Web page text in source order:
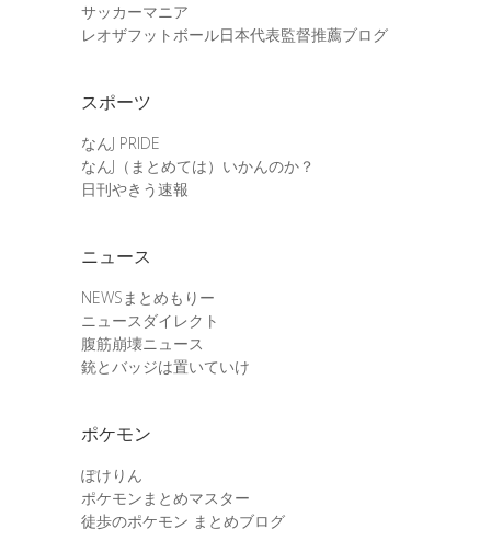
サッカーマニア
レオザフットボール日本代表監督推薦ブログ
スポーツ
なんJ PRIDE
なんJ（まとめては）いかんのか？
日刊やきう速報
ニュース
NEWSまとめもりー
ニュースダイレクト
腹筋崩壊ニュース
銃とバッジは置いていけ
ポケモン
ぽけりん
ポケモンまとめマスター
徒歩のポケモン まとめブログ